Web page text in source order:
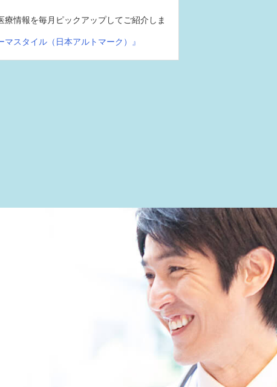
情報を毎月ピックアップしてご紹介しま
スタイル（日本アルトマーク）』